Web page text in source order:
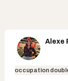
Alexe
occupation